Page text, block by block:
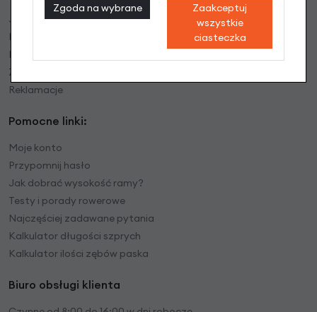
Jak pakujemy ?
Realizacje zamówień
Koszty wysyłki
Zwroty towaru
Reklamacje
Pomocne linki:
Moje konto
Przypomnij hasło
Jak dobrać wysokość ramy?
Testy i porady rowerowe
Najczęściej zadawane pytania
Kalkulator długości szprych
Kalkulator ilości zębów paska
Biuro obsługi klienta
Zgoda na wybrane
Zaakceptuj
wszystkie
ciasteczka